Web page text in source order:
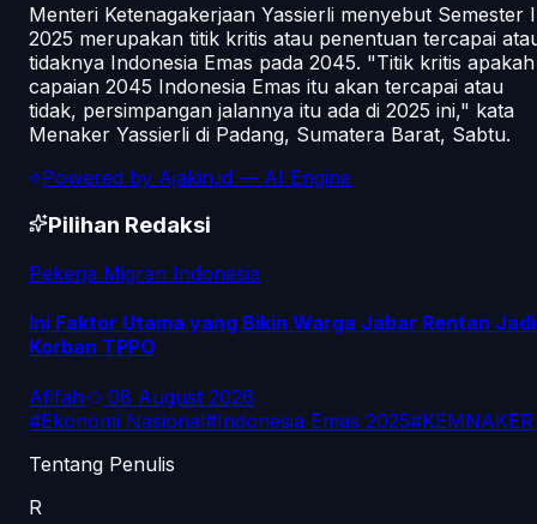
Menteri Ketenagakerjaan Yassierli menyebut Semester I
2025 merupakan titik kritis atau penentuan tercapai
tidaknya Indonesia Emas pada 2045. "Titik kritis apakah
capaian 2045 Indonesia Emas itu akan tercapai atau
tidak, persimpangan jalannya itu ada di 2025 ini," kata
Menaker Yassierli di Padang, Sumatera Barat, Sabtu.
Powered by Ajakin.id — AI Engine
Pilihan Redaksi
Pekerja Migran Indonesia
Ini Faktor Utama yang Bikin Warga Jabar Rentan Jadi
Korban TPPO
Afifah·
08 August 2026
#Ekonomi Nasional#Indonesia Emas 2025#KEMNAKER
Tentang Penulis
R